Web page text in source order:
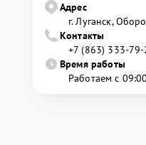
Адрес
г. Луганск,
Контакты
+7 (863) 333-
Время работы
Работаем с